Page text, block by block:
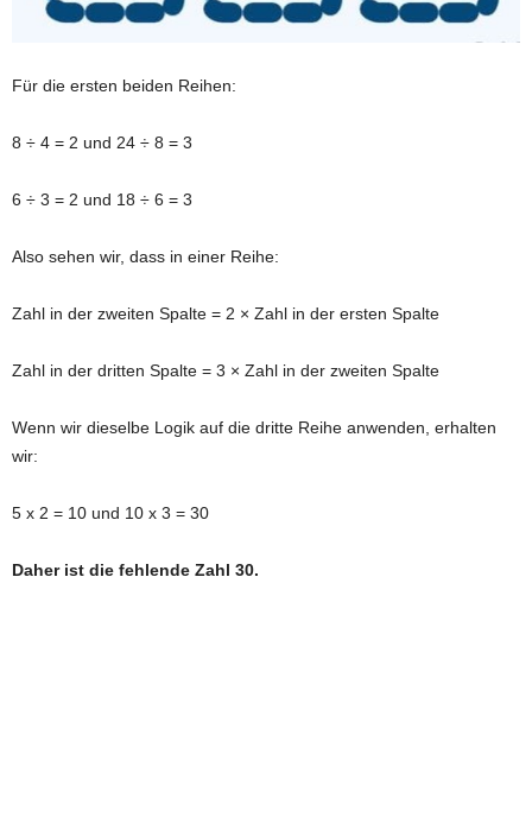
Für die ersten beiden Reihen:
8 ÷ 4 = 2 und 24 ÷ 8 = 3
6 ÷ 3 = 2 und 18 ÷ 6 = 3
Also sehen wir, dass in einer Reihe:
Zahl in der zweiten Spalte = 2 × Zahl in der ersten Spalte
Zahl in der dritten Spalte = 3 × Zahl in der zweiten Spalte
Wenn wir dieselbe Logik auf die dritte Reihe anwenden, erhalten
wir:
5 x 2 = 10 und 10 x 3 = 30
Daher ist die fehlende Zahl 30.